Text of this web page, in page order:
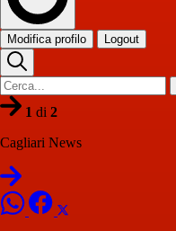
Modifica profilo Logout
1 di 2
Cagliari News